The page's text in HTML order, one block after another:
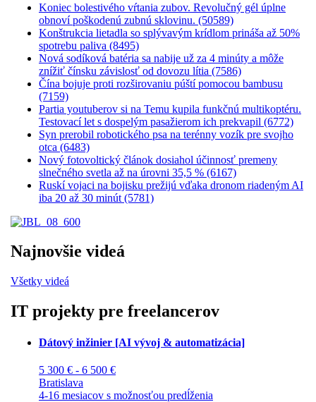
Koniec bolestivého vŕtania zubov. Revolučný gél úplne
obnoví poškodenú zubnú sklovinu. (50589)
Konštrukcia lietadla so splývavým krídlom prináša až 50%
spotrebu paliva (8495)
Nová sodíková batéria sa nabije už za 4 minúty a môže
znížiť čínsku závislosť od dovozu lítia (7586)
Čína bojuje proti rozširovaniu púští pomocou bambusu
(7159)
Partia youtuberov si na Temu kupila funkčnú multikoptéru.
Testovací let s dospelým pasažierom ich prekvapil (6772)
Syn prerobil robotického psa na terénny vozík pre svojho
otca (6483)
Nový fotovoltický článok dosiahol účinnosť premeny
slnečného svetla až na úrovni 35,5 % (6167)
Ruskí vojaci na bojisku prežijú vďaka dronom riadeným AI
iba 20 až 30 minút (5781)
Najnovšie videá
Všetky videá
IT projekty pre freelancerov
Dátový inžinier [AI vývoj & automatizácia]
5 300 € - 6 500 €
Bratislava
4-16 mesiacov s možnosťou predĺženia